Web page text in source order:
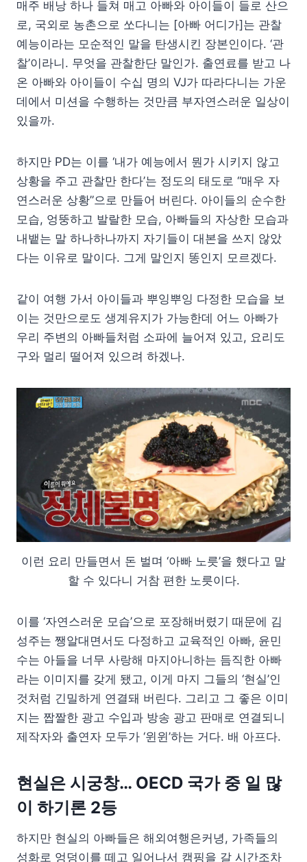
매주 배낭 하나 들쳐 매고 아빠와 아이들이 들로 산으
로, 국외로 농촌으로 쏘다니는 [아빠 어디가]는 관찰
예능이라는 모순적인 말을 탄생시킨 장본인이다. ‘관
찰’이라니. 무엇을 관찰한단 말인가. 출연료를 받고 나
온 아빠와 아이들이 수십 명의 VJ가 따라다니는 가운
데에서 미션을 수행하는 것만큼 부자연스러운 일상이
있을까.
하지만 PD는 이를 ‘내가 예능에서 뭔가 시키지 않고
상황을 주고 관찰만 한다’는 정도의 태도로 “매우 자
연스러운 상황”으로 만들어 버린다. 아이들의 순수한
모습, 엉뚱하고 발랄한 모습, 아빠들의 자상한 모습과
내뱉는 말 하나하나까지 자기들이 대본을 쓰지 않았
다는 이유로 말이다. 그게 말인지 똥인지 모르겠다.
같이 여행 가서 아이들과 뿌잉뿌잉 다정한 모습을 보
이는 것만으로도 생계유지가 가능한데 어느 아빠가
우리 주변의 아빠들처럼 소파에 늘어져 있고, 요리도
구와 멀리 떨어져 있으려 하겠나.
이런 요리 만들면서 돈 벌며 ‘아빠 노릇’을 했다고 말
할 수 있다니 거참 편한 노릇이다.
이를 ‘자연스러운 모습’으로 포장해버렸기 때문에 김
성주는 쨍알대면서도 다정하고 교육적인 아빠, 윤민
수는 아들을 너무 사랑해 마지아니하는 듬직한 아빠
라는 이미지를 갖게 됐고, 이게 마지 그들의 ‘현실’인
것처럼 긴밀하게 연결돼 버린다. 그리고 그 좋은 이미
지는 짭짤한 광고 수입과 방송 광고 판매로 연결되니
제작자와 출연자 모두가 ‘윈윈’하는 거다. 배 아프다.
현실은 시궁창… OECD 국가 중 일 많
이 하기론 2등
하지만 현실의 아빠들은 해외여행은커녕, 가족들의
성화로 엉덩이를 떼고 일어나서 캠핑을 갈 시간조차